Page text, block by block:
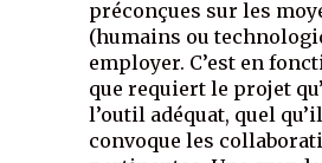
préconçues sur les
(humains ou
employer. C’est en
que requiert le projet
l’outil adéquat, quel
convoque les